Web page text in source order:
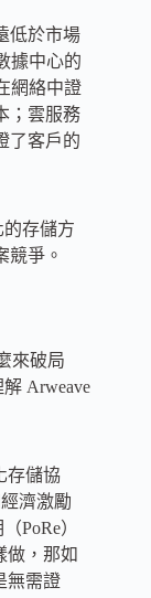
低於市場
據中心的
網絡中證
；雲服務
了客戶的
的存儲方
競爭。
來破局
Arweave
存儲協
濟激勵
PoRe）
做，那如
無需證